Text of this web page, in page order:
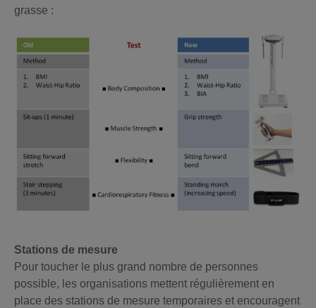
grasse :
Stations de mesure
Pour toucher le plus grand nombre de personnes
possible, les organisations mettent régulièrement en
place des stations de mesure temporaires et encouragent